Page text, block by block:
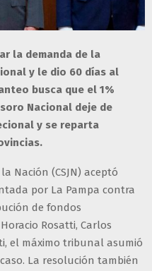
la demanda de la
y le dio 60 días al
busca que el 1%
Nacional deje de
y se reparta
Nación (CSJN) aceptó
por La Pampa contra
de fondos
Rosatti, Carlos
el máximo tribunal asumió
La resolución también